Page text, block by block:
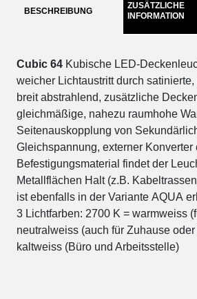
BESCHREIBUNG
ZUSÄTZLICHE
INFORMATION
Cubic 64 Kubische LED-
weicher Lichtaustritt durch
breit abstrahlend, zusätzliche
gleichmäßige, nahezu raumhohe
Seitenauskopplung von
Gleichspannung, externer
Befestigungsmaterial findet der
Metallflächen Halt (z.B.
ist ebenfalls in der Variante AQUA
3 Lichtfarben: 2700 K = warmweiss
neutralweiss (auch für Zuhause
kaltweiss (Büro und Arbeitsstelle)